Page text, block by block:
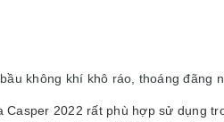
không khí khô ráo, thoáng đãng
Casper 2022 rất phù hợp sử dụng